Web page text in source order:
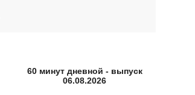
60 минут дневной - выпуск
06.08.2026